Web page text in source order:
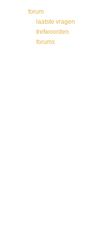
forum
laatste vragen
trefwoorden
forums